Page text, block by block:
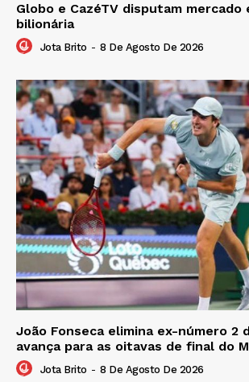
Globo e CazéTV disputam mercado
bilionária
Jota Brito - 8 De Agosto De 2026
João Fonseca elimina ex-número 2
avança para as oitavas de final do
Jota Brito - 8 De Agosto De 2026